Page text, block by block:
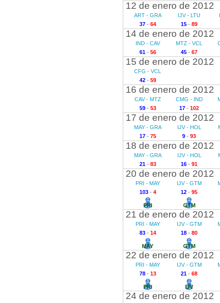
12 de enero de 2012
ART - GRA
37- 64
IJV - LTU
15 - 89
14 de enero de 2012
IND - CAV
61- 56
MTZ - VCL
45 - 67
15 de enero de 2012
CFG - VCL
42- 59
16 de enero de 2012
CAV - MTZ
59- 53
CMG - IND
17 - 102
17 de enero de 2012
MAY - GRA
17- 75
IJV - HOL
9 - 93
18 de enero de 2012
MAY - GRA
21- 83
IJV - HOL
16 - 91
20 de enero de 2012
PRI - MAY
103- 4
PRI
IJV - GTM
12 - 95
GTM
21 de enero de 2012
PRI - MAY
83- 14
MAY
IJV - GTM
18 - 80
GTM
22 de enero de 2012
PRI - MAY
78- 13
PRI
IJV - GTM
21 - 68
IJV
24 de enero de 2012